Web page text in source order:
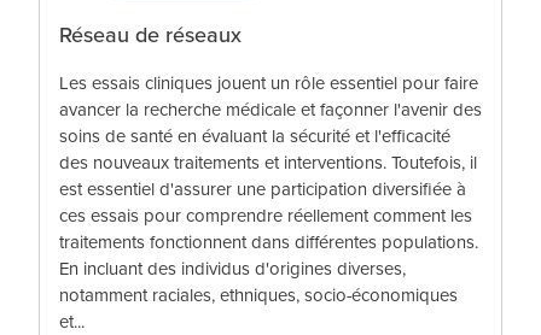
Réseau de réseaux
Les essais cliniques jouent un rôle essentiel pour faire
avancer la recherche médicale et façonner l'avenir des
soins de santé en évaluant la sécurité et l'efficacité
des nouveaux traitements et interventions. Toutefois, il
est essentiel d'assurer une participation diversifiée à
ces essais pour comprendre réellement comment les
traitements fonctionnent dans différentes populations.
En incluant des individus d'origines diverses,
notamment raciales, ethniques, socio-économiques
et...